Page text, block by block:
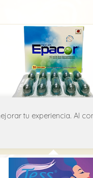
Epacor
tu experiencia. Al